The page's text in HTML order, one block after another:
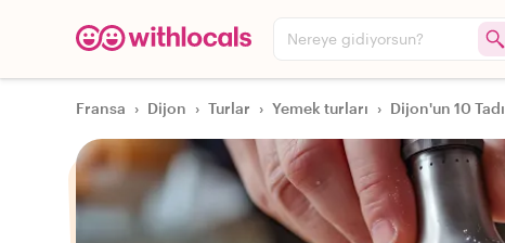
Nereye gidiyorsun?
Fransa › Dijon › Turlar › Yemek turları › Dijon'un 10 Tadı